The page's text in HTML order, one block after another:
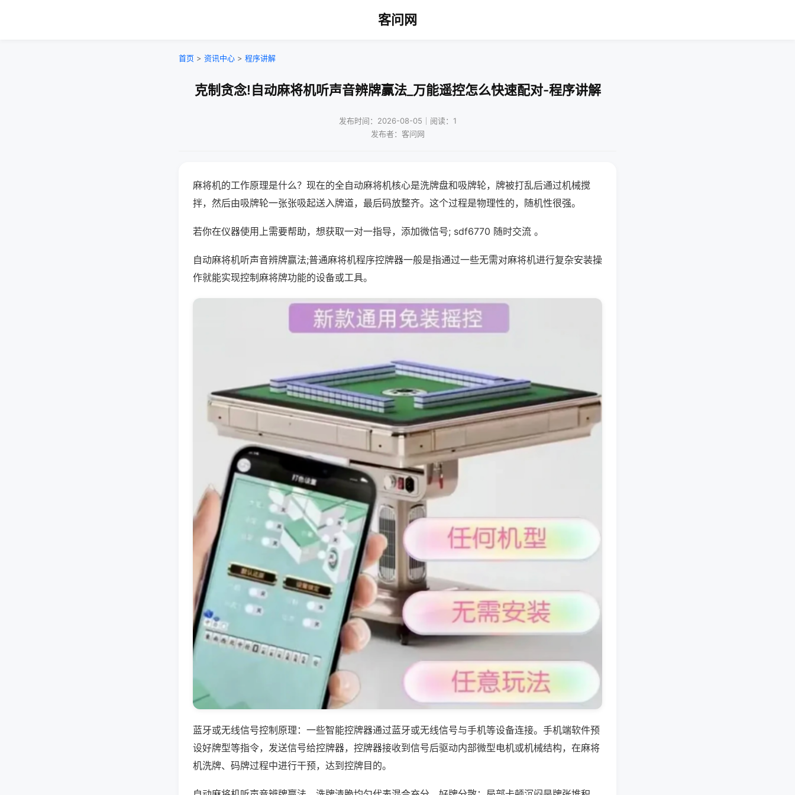
客问网
首页 > 资讯中心 > 程序讲解
克制贪念!自动麻将机听声音辨牌赢法_万能遥控怎么快速配对-程序讲解
发布时间：2026-08-05｜阅读：1
发布者：客问网
麻将机的工作原理是什么？现在的全自动麻将机核心是洗牌盘和吸牌轮，牌被打乱后通过机械搅
拌，然后由吸牌轮一张张吸起送入牌道，最后码放整齐。这个过程是物理性的，随机性很强。
若你在仪器使用上需要帮助，想获取一对一指导，添加微信号; sdf6770 随时交流 。
自动麻将机听声音辨牌赢法;普通麻将机程序控牌器一般是指通过一些无需对麻将机进行复杂安装操
作就能实现控制麻将牌功能的设备或工具。
蓝牙或无线信号控制原理：一些智能控牌器通过蓝牙或无线信号与手机等设备连接。手机端软件预
设好牌型等指令，发送信号给控牌器，控牌器接收到信号后驱动内部微型电机或机械结构，在麻将
机洗牌、码牌过程中进行干预，达到控牌目的。